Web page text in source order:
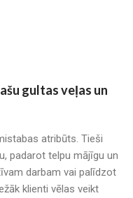
gultas veļas un
atribūts. Tieši
padarot telpu mājīgu un
darbam vai palīdzot
klienti vēlas veikt